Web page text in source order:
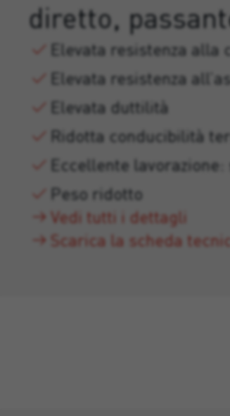
diretto,
Elevata resistenza alla
Elevata resistenza
Elevata duttilità
Ridotta conducibilità
Eccellente
Peso ridotto
Vedi tutti i dettagli
Scarica la scheda